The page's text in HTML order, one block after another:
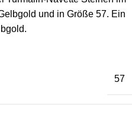
und in Größe 57. Ein
57